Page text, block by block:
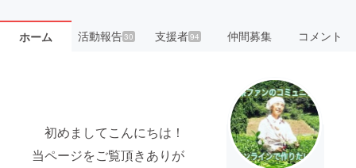
ホーム 活動報告30 支援者94 仲間募集 コメント
初めましてこんにちは！
当ページをご覧頂きありが